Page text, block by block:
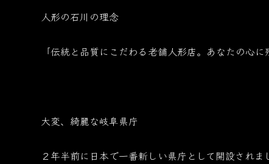
人形の石川の理念
「伝統と品質にこだわる老舗人形店。あなたの心
大変、綺麗な岐阜県庁
２年半前に日本で一番新しい県庁として開設されま